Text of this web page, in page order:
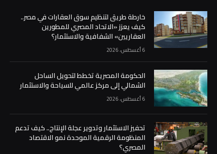
خارطة طريق لتنظيم سوق العقارات في مصر..
كيف يعزز «الاتحاد المصري للمطورين
العقاريين» الشفافية والاستثمار؟
6 أغسطس، 2026
الحكومة المصرية تخطط لتحويل الساحل
الشمالي إلى مركز عالمي للسياحة والاستثمار
6 أغسطس، 2026
تحفيز الاستثمار وتدوير عجلة الإنتاج.. كيف تدعم
المنظومة الرقمية الموحدة نمو الاقتصاد
المصري؟